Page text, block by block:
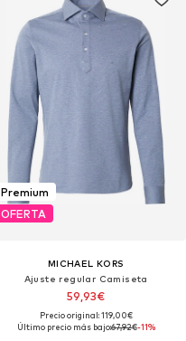
Premium
OFERTA
MICHAEL KORS
Ajuste regular Camiseta
59,93€
Precio original: 119,00€
Último precio más bajo:67,92€-11%